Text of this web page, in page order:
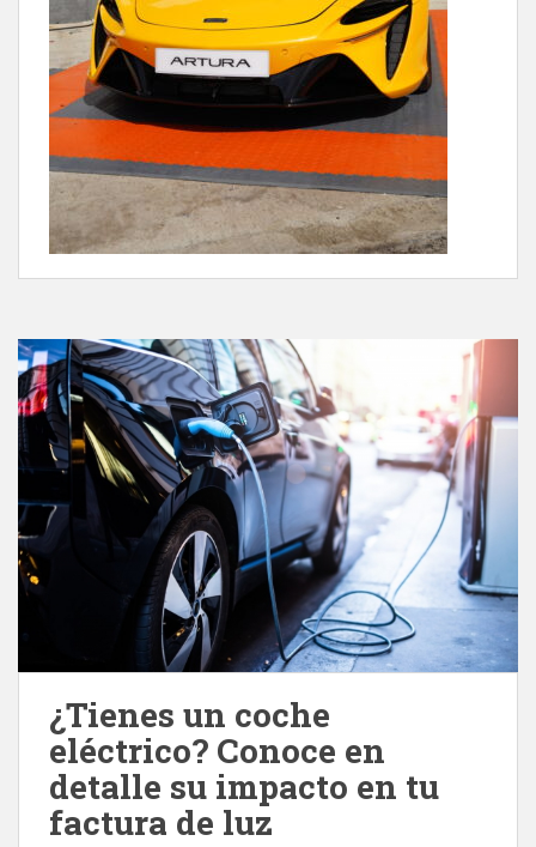
¿Tienes un coche
eléctrico? Conoce en
detalle su impacto en tu
factura de luz